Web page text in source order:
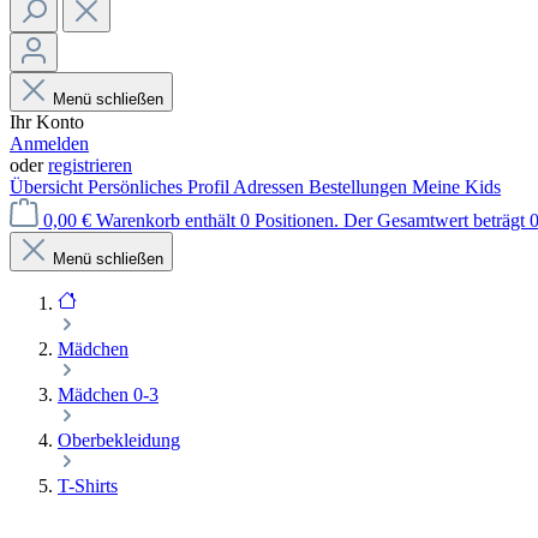
Menü schließen
Ihr Konto
Anmelden
oderregistrieren
Übersicht Persönliches Profil Adressen Bestellungen Meine Kids
0,00 € Warenkorb enthält 0 Positionen. Der Gesamtwert beträgt
Menü schließen
Mädchen
Mädchen 0-3
Oberbekleidung
T-Shirts